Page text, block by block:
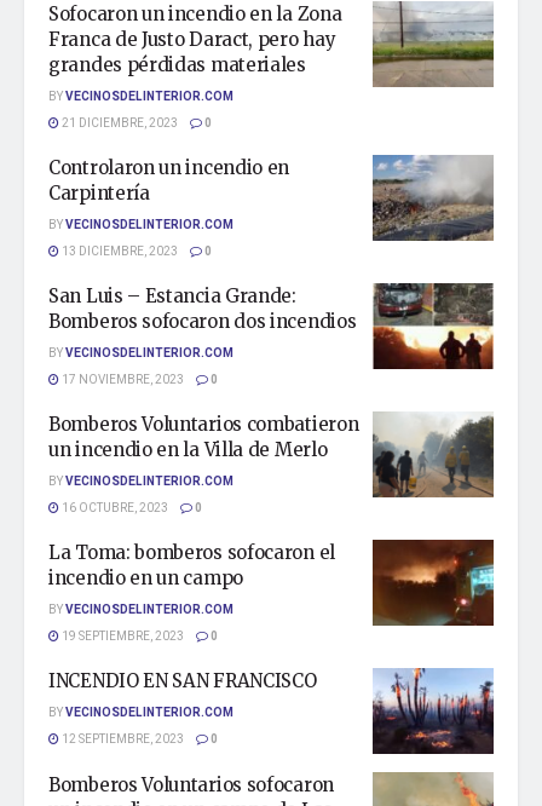
Sofocaron un incendio en la Zona
Franca de Justo Daract, pero hay
grandes pérdidas materiales
BYVECINOSDELINTERIOR.COM
21 DICIEMBRE, 2023
0
Controlaron un incendio en
Carpintería
BYVECINOSDELINTERIOR.COM
13 DICIEMBRE, 2023
0
San Luis – Estancia Grande:
Bomberos sofocaron dos incendios
BYVECINOSDELINTERIOR.COM
17 NOVIEMBRE, 2023
0
Bomberos Voluntarios combatieron
un incendio en la Villa de Merlo
BYVECINOSDELINTERIOR.COM
16 OCTUBRE, 2023
0
La Toma: bomberos sofocaron el
incendio en un campo
BYVECINOSDELINTERIOR.COM
19 SEPTIEMBRE, 2023
0
INCENDIO EN SAN FRANCISCO
BYVECINOSDELINTERIOR.COM
12 SEPTIEMBRE, 2023
0
Bomberos Voluntarios sofocaron